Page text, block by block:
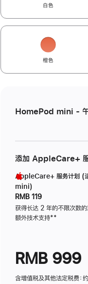
白色
橙色
HomePod mini -
添加 AppleCare+ 服
AppleCare+ 服务计划 (
mini)
RMB 119
获得长达 2 年的不限次数
额外技术支持脚
**
RMB 999
含增值税及其他法定税费：